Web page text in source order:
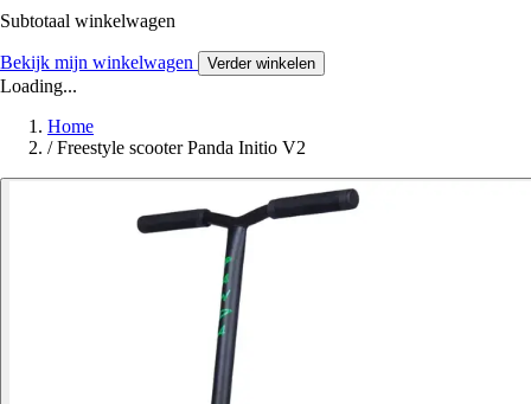
Subtotaal winkelwagen
Bekijk mijn winkelwagen Verder winkelen
Loading...
Home
/ Freestyle scooter Panda Initio V2